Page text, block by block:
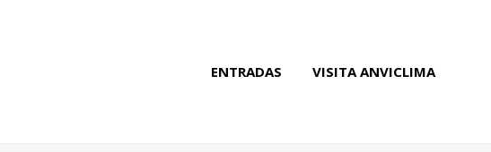
ENTRADAS VISITA ANVICLIMA